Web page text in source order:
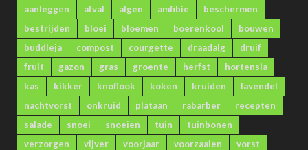
aanleggen afval algen amfibie
beschermen
bestrijden
bloei bloemen boerenkool
bouwen
buddleja
compost courgette draadalg
druif
fruit
gazon gras groente herfst
hortensia
kas
kikker knoflook koken kruiden
lavendel
nachtvorst
onkruid plataan rabarber
recepten
salade
snoei snoeien tuin
tuinbonen
verzorgen
vijver voorjaar voorzaaien
vorst